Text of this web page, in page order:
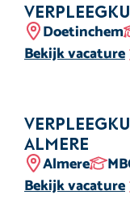
Locatie
Doetinchem
Bekijk vacature
Almere
Locatie
Almere
Bekijk vacature